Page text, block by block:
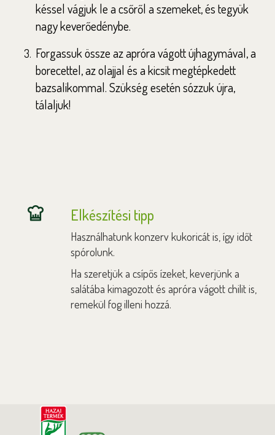
késsel vágjuk le a csőről a szemeket, és tegyük
nagy keverőedénybe.
Forgassuk össze az apróra vágott újhagymával, a
borecettel, az olajjal és a kicsit megtépkedett
bazsalikommal. Szükség esetén sózzuk újra,
tálaljuk!
Elkészítési tipp
Használhatunk konzerv kukoricát is, így időt
spórolunk.
Ha szeretjük a csípős ízeket, keverjünk a
salátába kimagozott és apróra vágott chilit is,
remekül fog illeni hozzá.